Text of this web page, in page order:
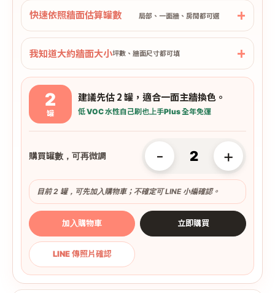
快速依照牆面估算罐數 局部、一面牆、房間都可選
我知道大約牆面大小坪數、牆面尺寸都可填
2
罐
建議先估 2 罐，適合一面主牆換色。
低 VOC 水性自己刷也上手Plus 全年免運
購買罐數，可再微調 - +
目前 2 罐，可先加入購物車；不確定可 LINE 小編確認。
加入購物車 立即購買
LINE 傳照片確認